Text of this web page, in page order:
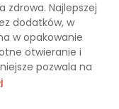
zdrowa. Najlepszej
dodatków, w
w opakowanie
otwieranie i
pozwala na